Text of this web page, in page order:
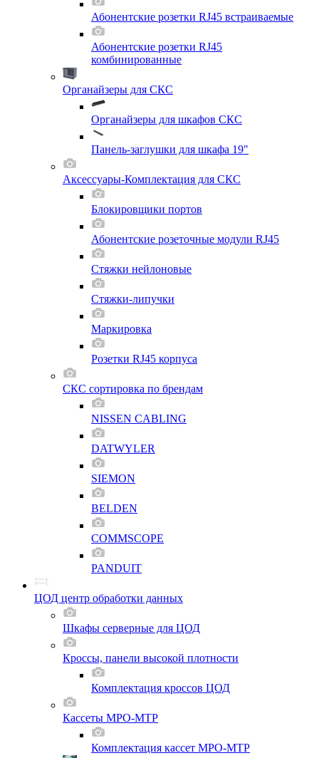
Абонентские розетки RJ45 встраиваемые
Абонентские розетки RJ45
комбинированные
Органайзеры для СКС
Органайзеры для шкафов СКС
Панель-заглушки для шкафа 19"
Аксессуары-Комплектация для СКС
Блокировщики портов
Абонентские розеточные модули RJ45
Стяжки нейлоновые
Стяжки-липучки
Маркировка
Розетки RJ45 корпуса
СКС сортировка по брендам
NISSEN CABLING
DATWYLER
SIEMON
BELDEN
COMMSCOPE
PANDUIT
ЦОД центр обработки данных
Шкафы серверные для ЦОД
Кроссы, панели высокой плотности
Комплектация кроссов ЦОД
Кассеты MPO-MTP
Комплектация кассет MPO-MTP